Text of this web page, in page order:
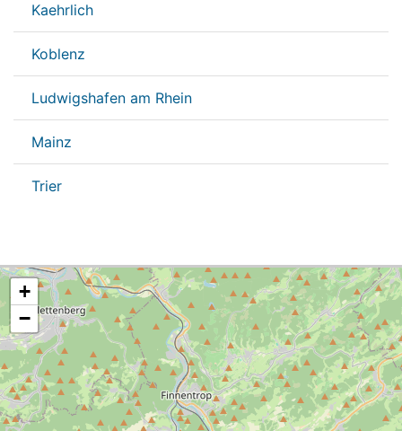
Kaehrlich
Koblenz
Ludwigshafen am Rhein
Mainz
Trier
+
−